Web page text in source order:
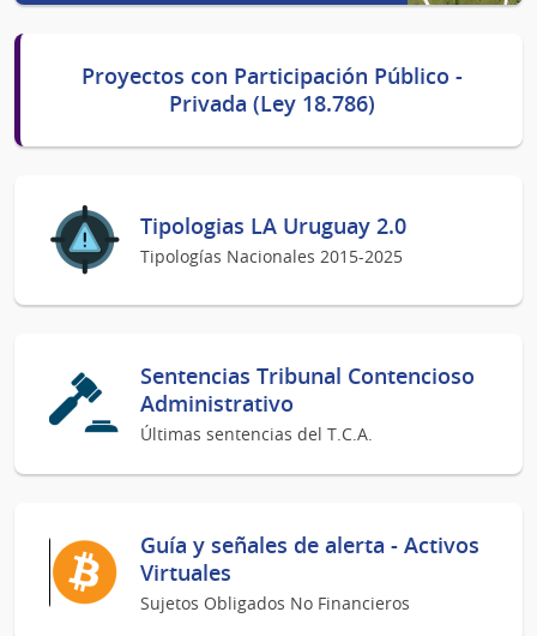
Proyectos con Participación Público -
Privada (Ley 18.786)
Tipologias LA Uruguay 2.0
Tipologías Nacionales 2015-2025
Sentencias Tribunal Contencioso
Administrativo
Últimas sentencias del T.C.A.
Guía y señales de alerta - Activos
Virtuales
Sujetos Obligados No Financieros